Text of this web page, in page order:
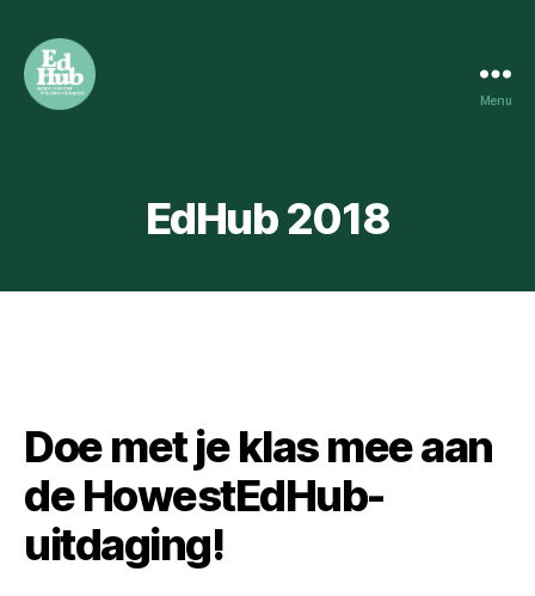
Menu
EdHub 2018
Doe met je klas mee aan
de HowestEdHub-
uitdaging!